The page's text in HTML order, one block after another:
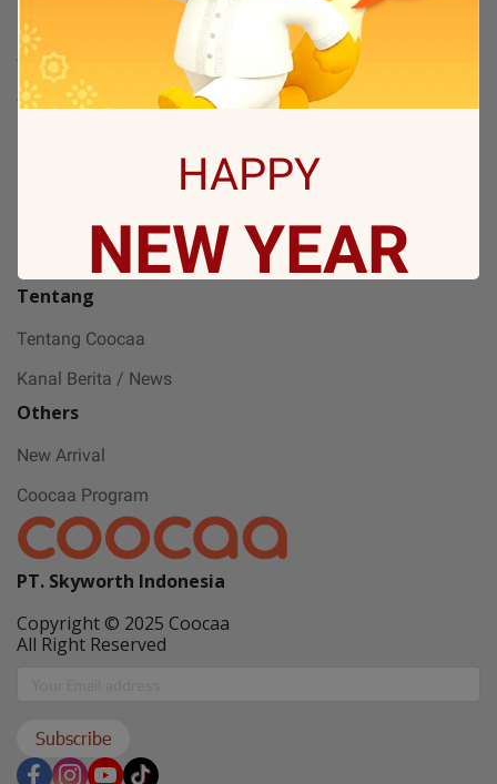
Produk
TV
TV By Size
Servis & Perbaikan
Tentang
Tentang Coocaa
Kanal Berita / News
Others
New Arrival
Coocaa Program
PT. Skyworth Indonesia
Copyright © 2025 Coocaa
All Right Reserved
Subscribe
HAPPY
NEWYEAR
May all sorrows are washed away by God
get showered with the best blessings! We